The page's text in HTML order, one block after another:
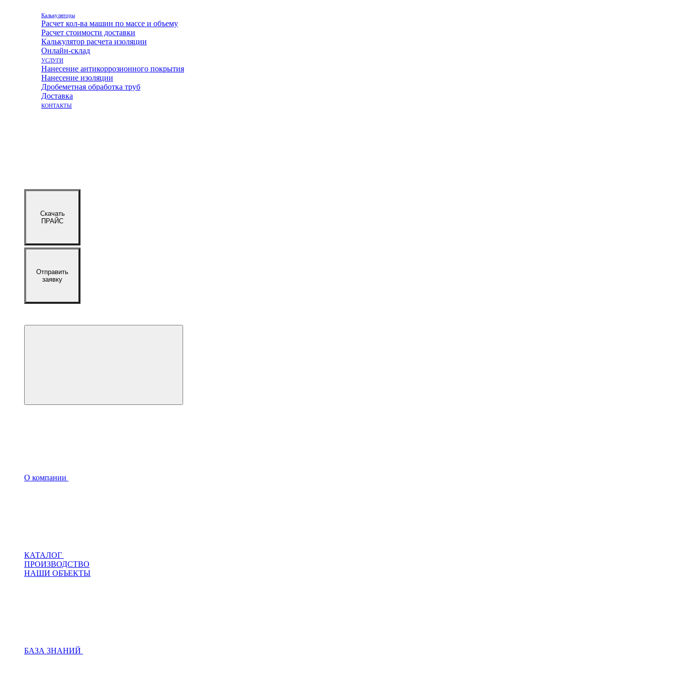
Калькуляторы
Расчет кол-ва машин по массе и объему
Расчет стоимости доставки
Калькулятор расчета изоляции
Онлайн-склад
УСЛУГИ
Нанесение антикоррозионного покрытия
Нанесение изоляции
Дробеметная обработка труб
Доставка
КОНТАКТЫ
Скачать
ПРАЙС
Отправить
заявку
О компании
КАТАЛОГ
ПРОИЗВОДСТВО
НАШИ ОБЪЕКТЫ
БАЗА ЗНАНИЙ